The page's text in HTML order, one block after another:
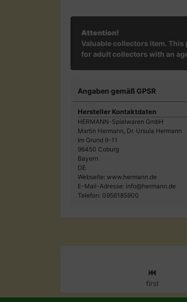
Attention!
Valuable collectors item.
for adult collectors with an
Angaben gemäß GPSR
Hersteller Kontaktdaten
HERMANN-Spielwaren GmbH
Martin Hermann, Dr. Ursula Hermann
Im Grund 9-11
96450 Coburg
Bayern
DE
Webseite: www.hermann.de
E-Mail-Adresse: info@hermann.de
Telefon: 0956185900
first